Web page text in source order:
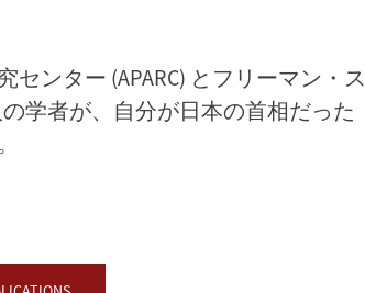
ンター (APARC) とフリーマン・ス
学者が、自分が日本の首相だった